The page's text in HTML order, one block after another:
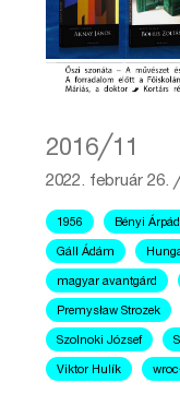
2016╱11
2022. február 26.
1956 Bényi Árpád
Gáll Ádám
magyar avantgárd
Premysław Strozek
Szolnoki József
Viktor Hulík